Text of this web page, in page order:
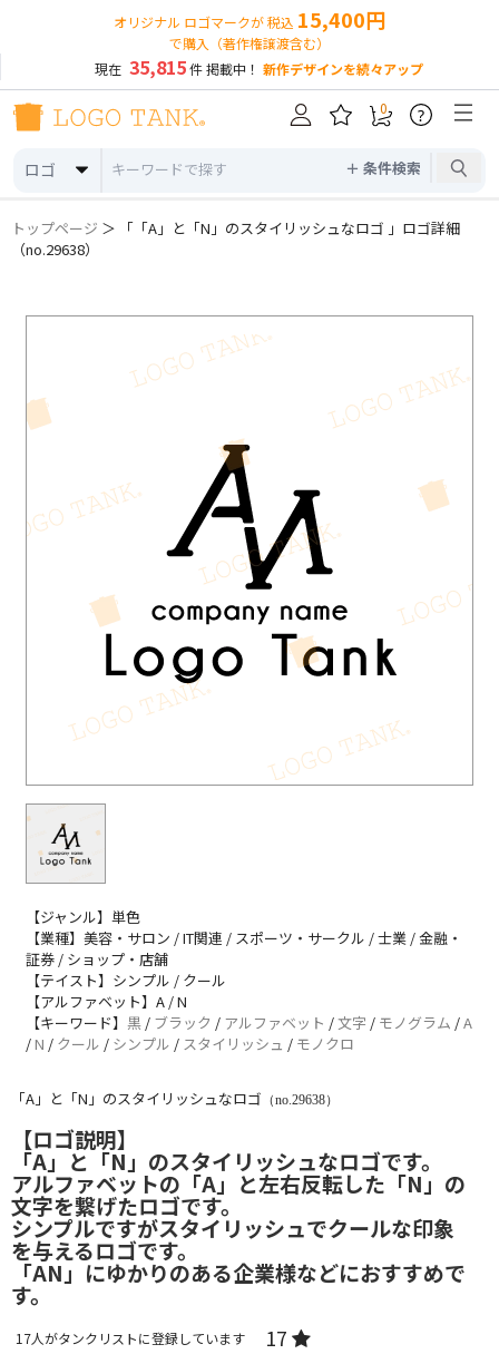
オリジナル ロゴマークが 税込 15,400円
で購入（著作権譲渡含む）
現在 35,815件 掲載中！ 新作デザインを続々アップ
ロゴ ＋ 条件検索
0 ?
トップページ ＞ 「「A」と「N」のスタイリッシュなロゴ 」ロゴ詳細
（no.29638）
【ジャンル】単色
【業種】美容・サロン / IT関連 / スポーツ・サークル / 士業 / 金融・
証券 / ショップ・店舗
【テイスト】シンプル / クール
【アルファベット】A / N
【キーワード】 黒 / ブラック / アルファベット /文字 / モノグラム /A
/N / クール / シンプル / スタイリッシュ / モノクロ
「A」と「N」のスタイリッシュなロゴ （no.29638）
【ロゴ説明】
「A」と「N」のスタイリッシュなロゴです。
アルファベットの「A」と左右反転した「N」の
文字を繋げたロゴです。
シンプルですがスタイリッシュでクールな印象
を与えるロゴです。
「AN」にゆかりのある企業様などにおすすめで
す。
17人がタンクリストに登録しています 17